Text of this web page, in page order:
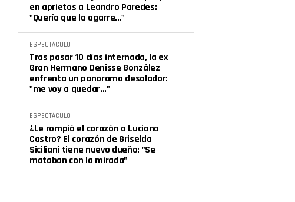
en aprietos a Leandro Paredes:
"Quería que la agarre..."
ESPECTÁCULO
Tras pasar 10 días internada, la ex
Gran Hermano Denisse González
enfrenta un panorama desolador:
"me voy a quedar..."
ESPECTÁCULO
¿Le rompió el corazón a Luciano
Castro? El corazón de Griselda
Siciliani tiene nuevo dueño: "Se
mataban con la mirada"